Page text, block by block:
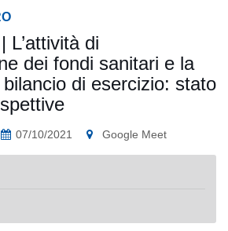
dei fondi sanitari e la
di esercizio: stato
07/10/2021 Google Meet